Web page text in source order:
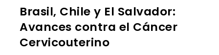
Brasil, Chile y El Salvador:
Avances contra el Cáncer
Cervicouterino